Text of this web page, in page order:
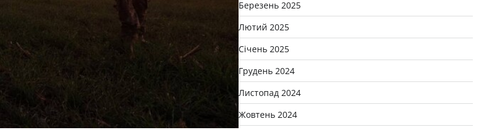
Березень 2025
Лютий 2025
Січень 2025
Грудень 2024
Листопад 2024
Жовтень 2024